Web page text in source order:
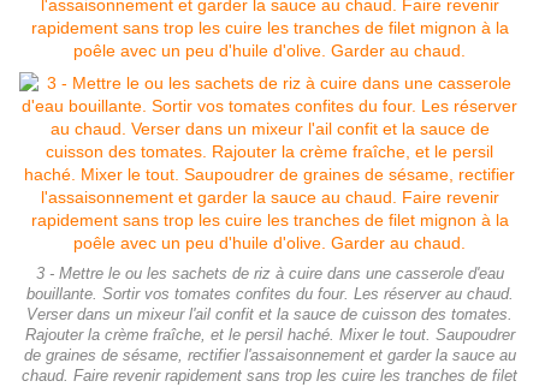
3 - Mettre le ou les sachets de riz à cuire dans une casserole d'eau
bouillante. Sortir vos tomates confites du four. Les réserver au chaud.
Verser dans un mixeur l'ail confit et la sauce de cuisson des tomates.
Rajouter la crème fraîche, et le persil haché. Mixer le tout. Saupoudrer
de graines de sésame, rectifier l'assaisonnement et garder la sauce au
chaud. Faire revenir rapidement sans trop les cuire les tranches de filet